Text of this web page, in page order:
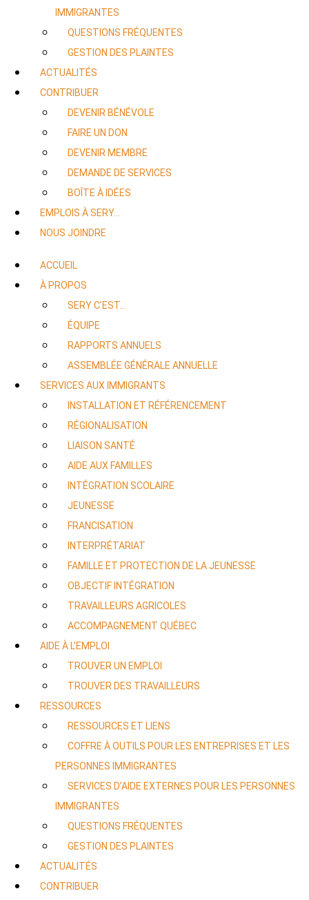
IMMIGRANTES
QUESTIONS FRÉQUENTES
GESTION DES PLAINTES
ACTUALITÉS
CONTRIBUER
DEVENIR BÉNÉVOLE
FAIRE UN DON
DEVENIR MEMBRE
DEMANDE DE SERVICES
BOÎTE À IDÉES
EMPLOIS À SERY…
NOUS JOINDRE
ACCUEIL
À PROPOS
SERY C’EST…
ÉQUIPE
RAPPORTS ANNUELS
ASSEMBLÉE GÉNÉRALE ANNUELLE
SERVICES AUX IMMIGRANTS
INSTALLATION ET RÉFÉRENCEMENT
RÉGIONALISATION
LIAISON SANTÉ
AIDE AUX FAMILLES
INTÉGRATION SCOLAIRE
JEUNESSE
FRANCISATION
INTERPRÉTARIAT
FAMILLE ET PROTECTION DE LA JEUNESSE
OBJECTIF INTÉGRATION
TRAVAILLEURS AGRICOLES
ACCOMPAGNEMENT QUÉBEC
AIDE À L’EMPLOI
TROUVER UN EMPLOI
TROUVER DES TRAVAILLEURS
RESSOURCES
RESSOURCES ET LIENS
COFFRE À OUTILS POUR LES ENTREPRISES ET LES
PERSONNES IMMIGRANTES
SERVICES D’AIDE EXTERNES POUR LES PERSONNES
IMMIGRANTES
QUESTIONS FRÉQUENTES
GESTION DES PLAINTES
ACTUALITÉS
CONTRIBUER